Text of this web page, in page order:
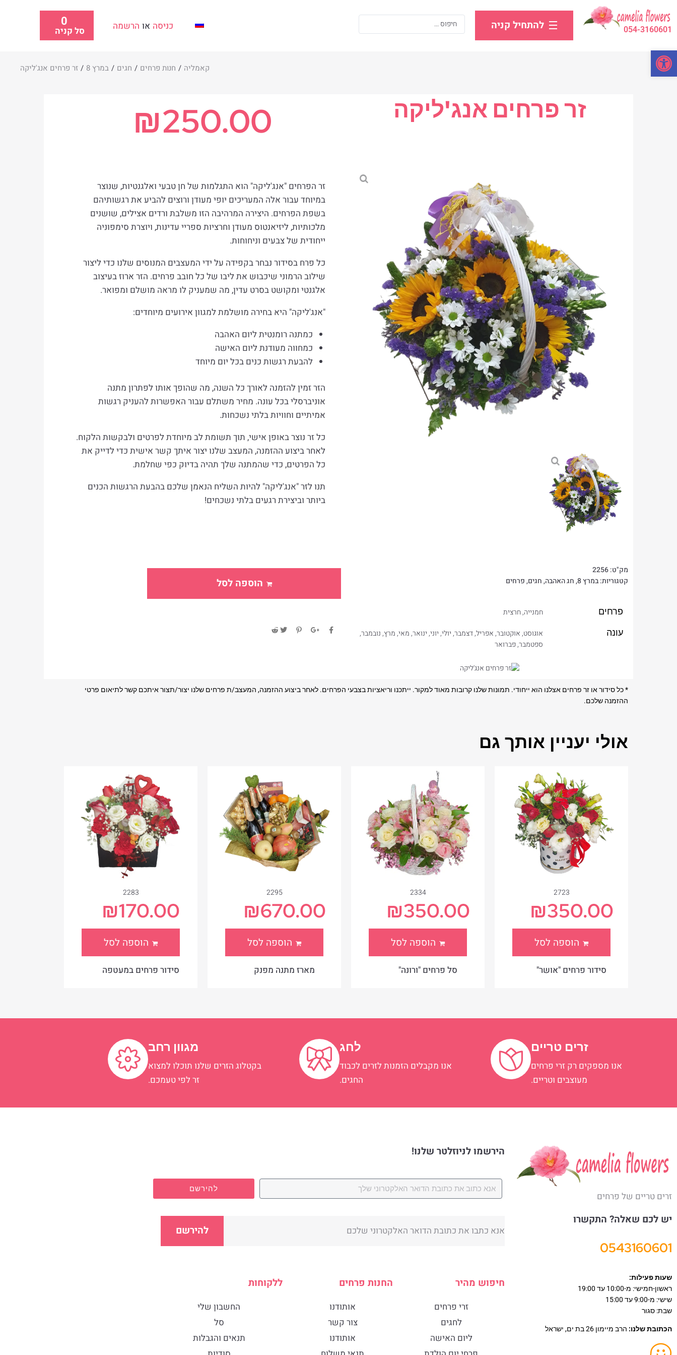
054-3160601 להתחיל קניה כניסה או הרשמה סל קניה
0
קאמליה / חנות פרחים / חגים / במרץ 8 / זר פרחים אנג'ליקה
זר פרחים אנג'ליקה
מק"ט:2256
קטגוריות:במרץ 8 ,חג האהבה,חגים,פרחים
פרחים חמנייה,חרצית
עונה
אוגוסט,אוקטובר,אפריל,דצמבר,יולי,יוני,ינואר,מאי,מרץ,נובמבר,
ספטמבר,פברואר
₪250.00
זר הפרחים "אנג'ליקה" הוא התגלמות של חן טבעי ואלגנטיות, שנוצר
במיוחד עבור אלה המעריכים יופי מעודן ורוצים להביע את רגשותיהם
בשפת הפרחים. היצירה המרהיבה הזו משלבת ורדים אצילים, שושנים
מלכותיות, ליזיאנטוס מעודן וחרציות ספריי עדינות, ויוצרת סימפוניה
ייחודית של צבעים וניחוחות.
כל פרח בסידור נבחר בקפידה על ידי המעצבים המנוסים שלנו כדי ליצור
שילוב הרמוני שיכבוש את ליבו של כל חובב פרחים. הזר ארוז בעיצוב
אלגנטי ומקושט בסרט עדין, מה שמעניק לו מראה מושלם ומפואר.
"אנג'ליקה" היא בחירה מושלמת למגוון אירועים מיוחדים:
כמתנה רומנטית ליום האהבה
כמחווה מעודנת ליום האישה
להבעת רגשות כנים בכל יום מיוחד
הזר זמין להזמנה לאורך כל השנה, מה שהופך אותו לפתרון מתנה
אוניברסלי בכל עונה. מחיר משתלם עבור האפשרות להעניק רגשות
אמיתיים וחוויות בלתי נשכחות.
כל זר נוצר באופן אישי, תוך תשומת לב מיוחדת לפרטים ולבקשות הלקוח.
לאחר ביצוע ההזמנה, המעצב שלנו יצור איתך קשר אישית כדי לדייק את
כל הפרטים, כדי שהמתנה שלך תהיה בדיוק כפי שחלמת.
תנו לזר "אנג'ליקה" להיות השליח הנאמן שלכם בהבעת הרגשות הכנים
ביותר וביצירת רגעים בלתי נשכחים!
הוספה לסל
* כל סידור או זר פרחים אצלנו הוא ייחודי. תמונות שלנו קרובות מאוד למקור. ייתכנו וריאציות בצבעי הפרחים. לאחר ביצוע ההזמנה, המעצב/ת פרחים שלנו יצור/תצור איתכם קשר לתיאום פרטי
ההזמנה שלכם.
אולי יעניין אותך גם
2723
סידור פרחים "אושר"
₪350.00
הוספה לסל
2334
סל פרחים "ורונה"
₪350.00
הוספה לסל
2295
מארז מתנה מפנק
₪670.00
הוספה לסל
2283
סידור פרחים במעטפה
₪170.00
הוספה לסל
זרים טריים
אנו מספקים רק זרי פרחים
מעוצבים וטריים.
לחג
אנו מקבלים הזמנות לזרים לכבוד
החגים.
מגוון רחב
בקטלוג הזרים שלנו תוכלו למצוא
זר לפי טעמכם.
זרים טריים של פרחים
יש לכם שאלה? התקשרו
0543160601
שעות פעילות:
ראשון-חמישי: מ-10:00 עד 19:00
שישי: מ-9:00 עד 15:00
שבת: סגור
הכתובת שלנו: הרב מיימון 26 בת ים, ישראל
הירשמו לניוזלטר שלנו!
להירשם
להירשם
חיפוש מהיר
זרי פרחים
לחגים
ליום האישה
החנות פרחים
אותודנו
צור קשר
אותודנו
ללקוחות
החשבון שלי
סל
תנאים והגבלות
פתח סרגל נגישות